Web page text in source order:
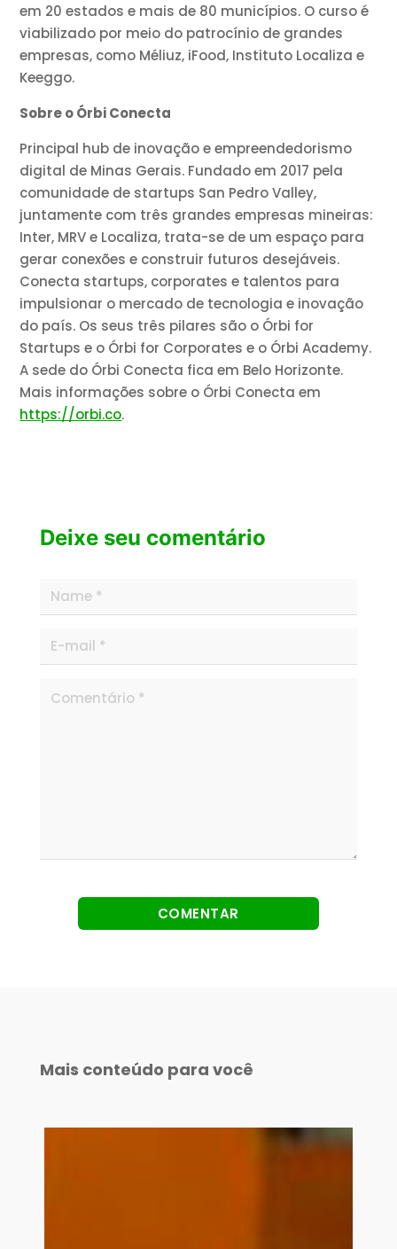
em 20 estados e mais de 80 municípios. O curso é
viabilizado por meio do patrocínio de grandes
empresas, como Méliuz, iFood, Instituto Localiza e
Keeggo.
Sobre o Órbi Conecta
Principal hub de inovação e empreendedorismo
digital de Minas Gerais. Fundado em 2017 pela
comunidade de startups San Pedro Valley,
juntamente com três grandes empresas mineiras:
Inter, MRV e Localiza, trata-se de um espaço para
gerar conexões e construir futuros desejáveis.
Conecta startups, corporates e talentos para
impulsionar o mercado de tecnologia e inovação
do país. Os seus três pilares são o Órbi for
Startups e o Órbi for Corporates e o Órbi Academy.
A sede do Órbi Conecta fica em Belo Horizonte.
Mais informações sobre o Órbi Conecta em
https://orbi.co.
Deixe seu comentário
Mais conteúdo para você